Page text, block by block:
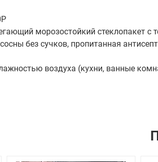
морозостойкий стеклопакет с
без сучков, пропитанная
воздуха (кухни, ванные